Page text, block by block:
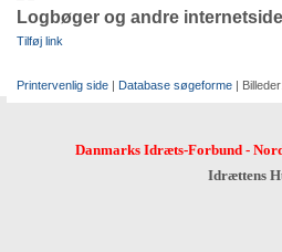
Logbøger og andre
Tilføj link
Printervenlig side | Database søgeforme | Billeder:
Danmarks Idræts-Forbund-
Idrættens